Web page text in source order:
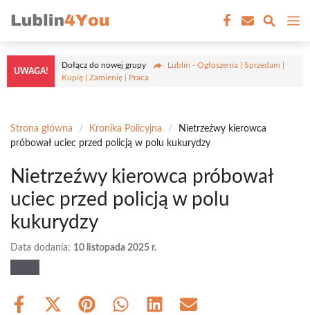
do
treści
UWAGA!
Dołącz do nowej grupy
Lublin - Ogłoszenia | Sprzedam |
Kupię | Zamienię | Praca
Strona główna / Kronika Policyjna /
Nietrzeźwy kierowca
próbował uciec przed policją w polu kukurydzy
Nietrzeźwy kierowca próbował
uciec przed policją w polu
kukurydzy
Data dodania: 10 listopada 2025 r.
Share
Share Share Share Share Share